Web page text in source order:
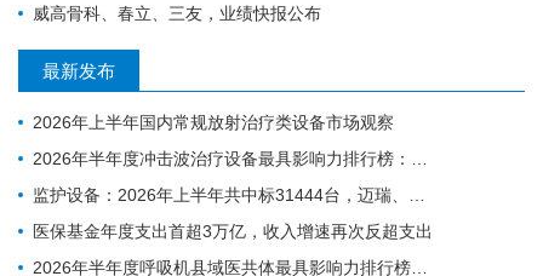
威高骨科、春立、三友，业绩快报公布
最新发布
2026年上半年国内常规放射治疗类设备市场观察
2026年半年度冲击波治疗设备最具影响力排行榜：翔宇医疗、医迈斯、慧康排名前三，XY-K-MEDICAL系列广受欢迎
监护设备：2026年上半年共中标31444台，迈瑞、科曼、飞利浦排前三
医保基金年度支出首超3万亿，收入增速再次反超支出
2026年半年度呼吸机县域医共体最具影响力排行榜：迈瑞、科曼、德尔格排名前三，市场集中度CR3超75%